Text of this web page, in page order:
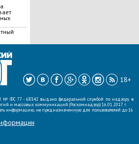
»
18+
№ ФС 77 - 68342 выдано федеральной службой по надзору в
и массовых коммуникаций (Роскомнадзор) 16.01.2017 г.
информацию, не предназначенную для пользователей до 16